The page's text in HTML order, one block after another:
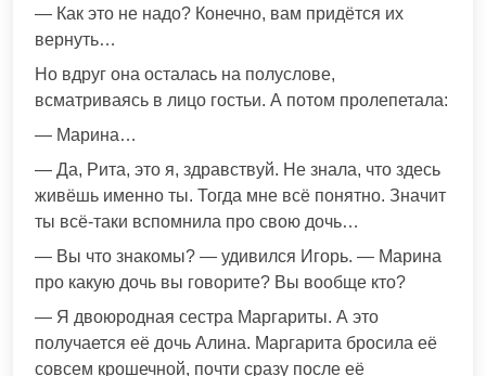
— Как это не надо? Конечно, вам придётся их
вернуть…
Но вдруг она осталась на полуслове,
всматриваясь в лицо гостьи. А потом пролепетала:
— Марина…
— Да, Рита, это я, здравствуй. Не знала, что здесь
живёшь именно ты. Тогда мне всё понятно. Значит
ты всё-таки вспомнила про свою дочь…
— Вы что знакомы? — удивился Игорь. — Марина
про какую дочь вы говорите? Вы вообще кто?
— Я двоюродная сестра Маргариты. А это
получается её дочь Алина. Маргарита бросила её
совсем крошечной, почти сразу после её